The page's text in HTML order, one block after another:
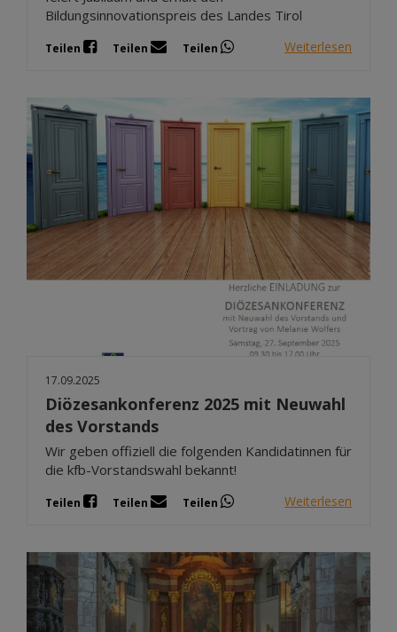
Bildungsinnovationspreis des Landes Tirol
Teilen Teilen Teilen Weiterlesen
17.09.2025
Diözesankonferenz 2025 mit Neuwahl
des Vorstands
Wir geben offiziell die folgenden Kandidatinnen für
die kfb-Vorstandswahl bekannt!
Teilen Teilen Teilen Weiterlesen